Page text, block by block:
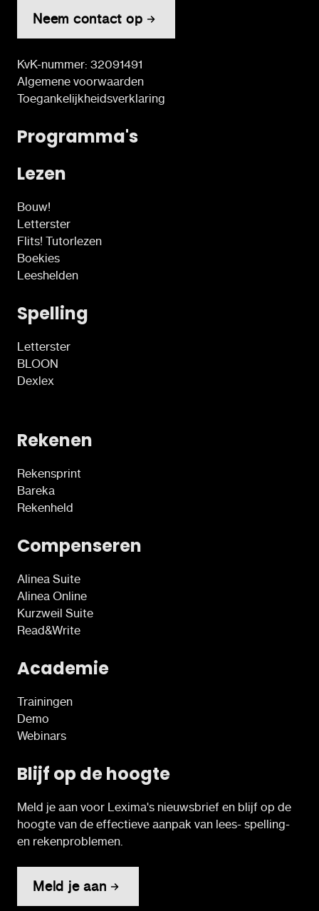
Neem contact op
KvK-nummer: 32091491
Algemene voorwaarden
Toegankelijkheidsverklaring
Programma's
Lezen
Bouw!
Letterster
Flits! Tutorlezen
Boekies
Leeshelden
Spelling
Letterster
BLOON
Dexlex
Rekenen
Rekensprint
Bareka
Rekenheld
Compenseren
Alinea Suite
Alinea Online
Kurzweil Suite
Read&Write
Academie
Trainingen
Demo
Webinars
Blijf op de hoogte
Meld je aan voor Lexima's nieuwsbrief en blijf op de
hoogte van de effectieve aanpak van lees- spelling-
en rekenproblemen.
Meld je aan